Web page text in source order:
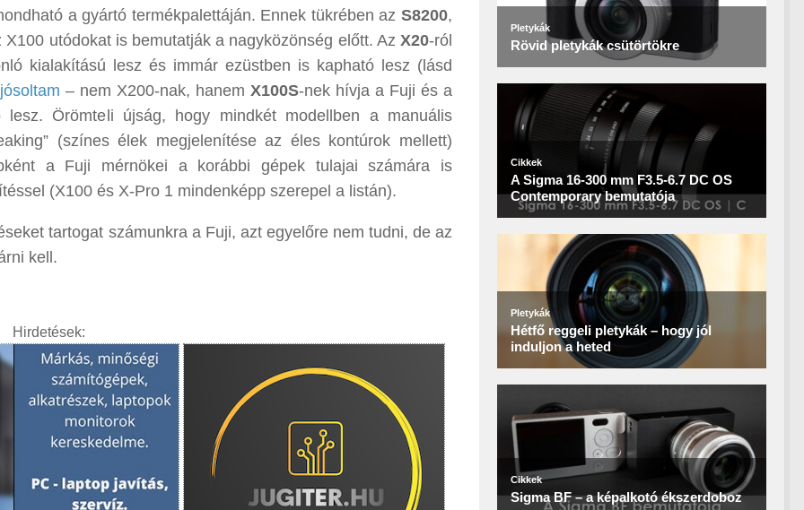
a gyártó termékpalettáján. Ennek tükrében az S8200,
utódokat is bemutatják a nagyközönség előtt. AzX20-ról
kialakítású lesz és immár ezüstben is kapható lesz (lásd
– nem X200-nak, hanem X100S-nek hívja a Fuji és a
lesz. Örömteli újság, hogy mindkét modellben a manuális
(színes élek megjelenítése az éles kontúrok mellett)
a Fuji mérnökei a korábbi gépek tulajai számára is
(X100 és X-Pro 1 mindenképp szerepel a listán).
tartogat számunkra a Fuji, azt egyelőre nem tudni, de az
kell.
Hirdetések: